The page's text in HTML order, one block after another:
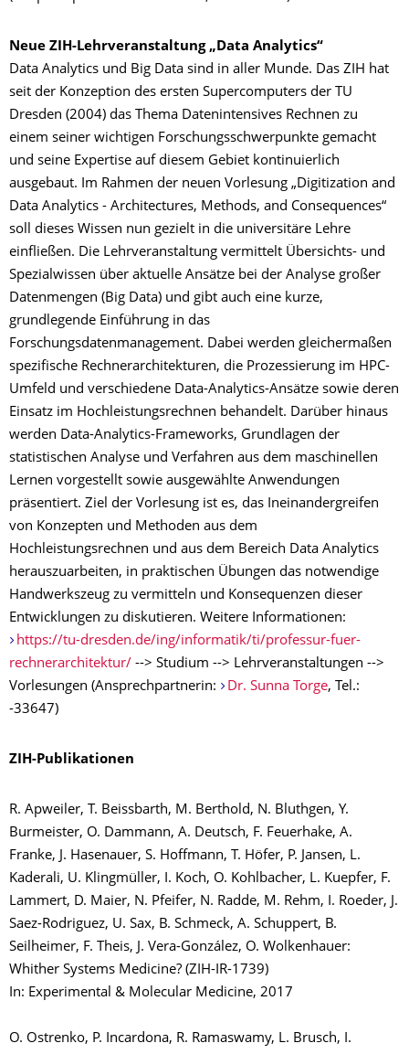
Neue ZIH-Lehrveranstaltung „Data Analytics“
Data Analytics und Big Data sind in aller Munde. Das ZIH hat
seit der Konzeption des ersten Supercomputers der TU
Dresden (2004) das Thema Datenintensives Rechnen zu
einem seiner wichtigen Forschungsschwerpunkte gemacht
und seine Expertise auf diesem Gebiet kontinuierlich
ausgebaut. Im Rahmen der neuen Vorlesung „Digitization and
Data Analytics - Architectures, Methods, and Consequences“
soll dieses Wissen nun gezielt in die universitäre Lehre
einfließen. Die Lehrveranstaltung vermittelt Übersichts- und
Spezialwissen über aktuelle Ansätze bei der Analyse großer
Datenmengen (Big Data) und gibt auch eine kurze,
grundlegende Einführung in das
Forschungsdatenmanagement. Dabei werden gleichermaßen
spezifische Rechnerarchitekturen, die Prozessierung im HPC-
Umfeld und verschiedene Data-Analytics-Ansätze sowie deren
Einsatz im Hochleistungsrechnen behandelt. Darüber hinaus
werden Data-Analytics-Frameworks, Grundlagen der
statistischen Analyse und Verfahren aus dem maschinellen
Lernen vorgestellt sowie ausgewählte Anwendungen
präsentiert. Ziel der Vorlesung ist es, das Ineinandergreifen
von Konzepten und Methoden aus dem
Hochleistungsrechnen und aus dem Bereich Data Analytics
herauszuarbeiten, in praktischen Übungen das notwendige
Handwerkszeug zu vermitteln und Konsequenzen dieser
Entwicklungen zu diskutieren. Weitere Informationen:
https://tu-dresden.de/ing/informatik/ti/professur-fuer-
rechnerarchitektur/ --> Studium --> Lehrveranstaltungen -->
Vorlesungen (Ansprechpartnerin:
Dr. Sunna Torge, Tel.:
-33647)
ZIH-Publikationen
R. Apweiler, T. Beissbarth, M. Berthold, N. Bluthgen, Y.
Burmeister, O. Dammann, A. Deutsch, F. Feuerhake, A.
Franke, J. Hasenauer, S. Hoffmann, T. Höfer, P. Jansen, L.
Kaderali, U. Klingmüller, I. Koch, O. Kohlbacher, L. Kuepfer, F.
Lammert, D. Maier, N. Pfeifer, N. Radde, M. Rehm, I. Roeder, J.
Saez-Rodriguez, U. Sax, B. Schmeck, A. Schuppert, B.
Seilheimer, F. Theis, J. Vera-González, O. Wolkenhauer:
Whither Systems Medicine? (ZIH-IR-1739)
In: Experimental & Molecular Medicine, 2017
O. Ostrenko, P. Incardona, R. Ramaswamy, L. Brusch, I.